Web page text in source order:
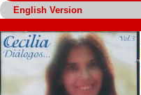
English Version